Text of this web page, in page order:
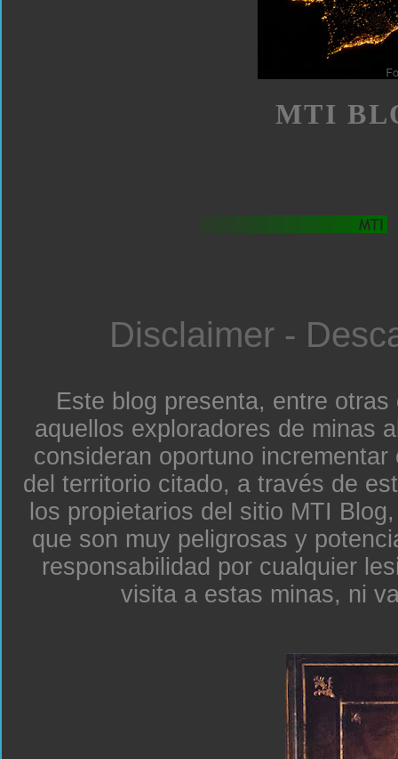
MTI
Disclaimer -
Este blog presenta, entre
aquellos exploradores de minas
consideran oportuno
del territorio citado, a través de
los propietarios del sitio MTI
que son muy peligrosas y
responsabilidad por cualquier
visita a estas minas, ni